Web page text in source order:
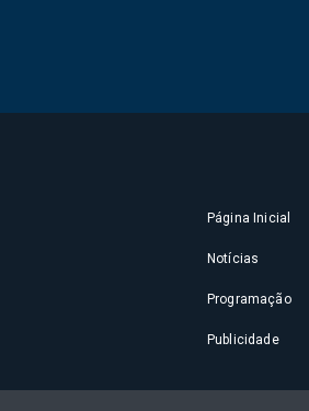
Página Inicial
Notícias
Programação
Publicidade